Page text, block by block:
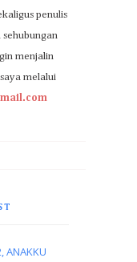
penulis
sehubungan
menjalin
melalui
ANAKKU